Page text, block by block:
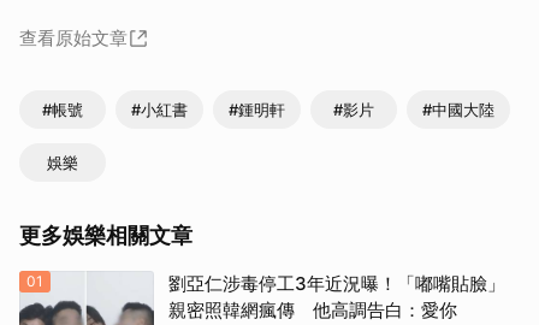
查看原始文章
#帳號 #小紅書 #鍾明軒 #影片 #中國大陸
娛樂
更多娛樂相關文章
01
劉亞仁涉毒停工3年近況曝！「嘟嘴貼臉」
親密照韓網瘋傳 他高調告白：愛你